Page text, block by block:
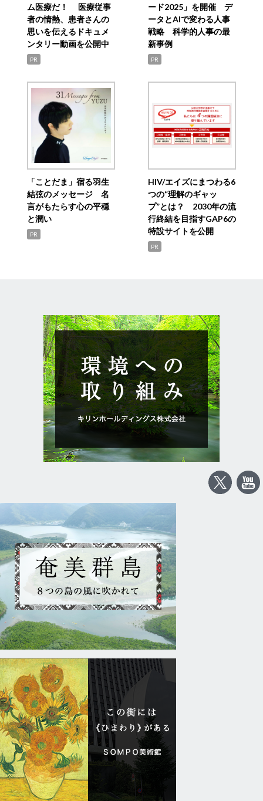
ム医療だ！ 医療従事
者の情熱、患者さんの
思いを伝えるドキュメ
ンタリー動画を公開中
PR
ード2025」を開催 デ
ータとAIで変わる人事
戦略 科学的人事の最
新事例
PR
「ことだま」宿る羽生
結弦のメッセージ 名
言がもたらす心の平穏
と潤い
PR
HIV/エイズにまつわる6
つの“理解のギャッ
プ”とは？ 2030年の流
行終結を目指すGAP6の
特設サイトを公開
PR